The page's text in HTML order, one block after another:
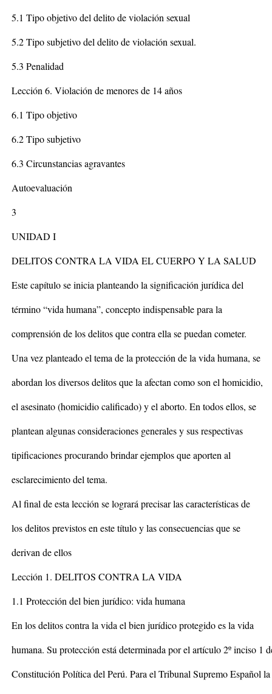
5.1 Tipo objetivo del delito de violación sexual
5.2 Tipo subjetivo del delito de violación sexual.
5.3 Penalidad
Lección 6. Violación de menores de 14 años
6.1 Tipo objetivo
6.2 Tipo subjetivo
6.3 Circunstancias agravantes
Autoevaluación
3
UNIDAD I
DELITOS CONTRA LA VIDA EL CUERPO Y LA SALUD
Este capítulo se inicia planteando la significación jurídica del
término “vida humana”, concepto indispensable para la
comprensión de los delitos que contra ella se puedan cometer.
Una vez planteado el tema de la protección de la vida humana, se
abordan los diversos delitos que la afectan como son el homicidio,
el asesinato (homicidio calificado) y el aborto. En todos ellos, se
plantean algunas consideraciones generales y sus respectivas
tipificaciones procurando brindar ejemplos que aporten al
esclarecimiento del tema.
Al final de esta lección se logrará precisar las características de
los delitos previstos en este título y las consecuencias que se
derivan de ellos
Lección 1. DELITOS CONTRA LA VIDA
1.1 Protección del bien jurídico: vida humana
En los delitos contra la vida el bien jurídico protegido es la vida
humana. Su protección está determinada por el artículo 2º inciso 1
Constitución Política del Perú. Para el Tribunal Supremo Español